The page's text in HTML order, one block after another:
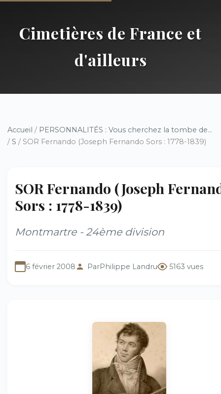
Cimetières de France et
d'ailleurs
Accueil / PERSONNALITÉS : Vous cherchez la tombe de...
/ S / SOR Fernando (Joseph Fernando Sors : 1778-1839)
SOR Fernando (Joseph
Sors : 1778-1839)
Montmartre - 24ème division
6 février 2008 ParPhilippe Landru 5163 vues